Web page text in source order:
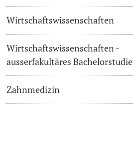
Wirtschaftswissenschaften
Wirtschaftswissenschaften -
ausserfakultäres
Zahnmedizin